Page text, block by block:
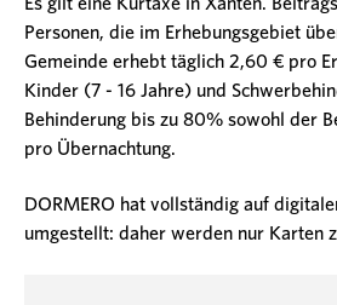
Personen, die im Erhebungsgebiet
Gemeinde erhebt täglich 2,60 € pro
Kinder (7 - 16 Jahre) und
Behinderung bis zu 80% sowohl der
pro Übernachtung.
DORMERO hat vollständig auf
umgestellt: daher werden nur Karten